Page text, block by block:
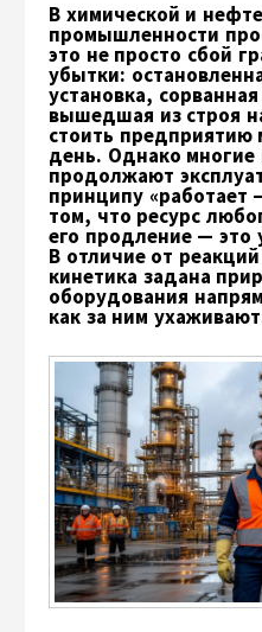
В химической и
промышленности
это не просто сбой
убытки:
установка,
вышедшая из строя
стоить предприятию
день. Однако многие
продолжают
принципу «работает
том, что ресурс
его продление — это
В отличие от
кинетика задана
оборудования
как за ним